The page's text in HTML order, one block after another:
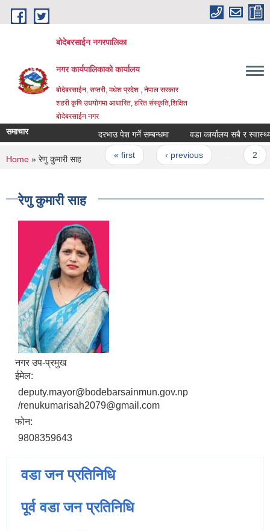
Skip to main content
बोदेबरसाईन नगरपालिका
नगर कार्यपालिकाको कार्यालय
बोदेबरसाईन, सप्तरी, मधेश प्रदेश , नेपाल सरकार
शहरी कृषि उधयोगमा आधारित, हरित संस्कृति,शिक्षित
बोदेबरसाईन नगर
समाचार दरभाउ पेश गर्ने सम्बन्धमा वडा कार्यालय सबै र स्वास्थ्य
Pages
« first ‹ previous
You are here
Home » रेणु कुमारी साह
रेणु कुमारी साह
नगर उप-प्रमुख
ईमेल:
deputy.mayor@bodebarsainmun.gov.np
/renukumarisah2079@gmail.com
फोन:
9808359643
वडा जन प्रतिनिधि
पूर्व वडा जन प्रतिनिधि